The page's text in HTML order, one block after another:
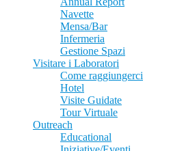
Navette
Mensa/Bar
Infermeria
Gestione Spazi
Visitare i Laboratori
Come raggiungerci
Hotel
Visite Guidate
Tour Virtuale
Outreach
Educational